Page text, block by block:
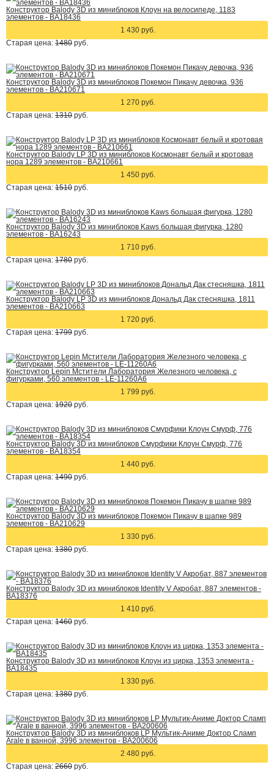
Конструктор Balody 3D из миниблоков Клоун на велосипеде, 1183
элементов - BA18436
1 430 руб.
Старая цена: 1480 руб.
Конструктор Balody 3D из миниблоков Покемон Пикачу девочка, 936
элементов - BA210671
1 270 руб.
Старая цена: 1310 руб.
Конструктор Balody LP 3D из миниблоков Космонавт белый и кротовая
нора 1289 элементов - BA210661
1 450 руб.
Старая цена: 1510 руб.
Конструктор Balody 3D из миниблоков Kaws большая фигурка, 1280
элементов - BA16243
1 710 руб.
Старая цена: 1780 руб.
Конструктор Balody LP 3D из миниблоков Дональд Дак стесняшка, 1811
элементов - BA210663
1 720 руб.
Старая цена: 1799 руб.
Конструктор Lepin Мстители Лаборатория Железного человека, с
фигурками, 560 элементов - LE-11260A6
1 799 руб.
Старая цена: 1920 руб.
Конструктор Balody 3D из миниблоков Смурфики Клоун Смурф, 776
элементов - BA18354
1 440 руб.
Старая цена: 1490 руб.
Конструктор Balody 3D из миниблоков Покемон Пикачу в шапке 989
элементов - BA210629
1 330 руб.
Старая цена: 1380 руб.
Конструктор Balody 3D из миниблоков Identity V Акробат, 887 элементов -
BA18376
1 410 руб.
Старая цена: 1460 руб.
Конструктор Balody 3D из миниблоков Клоун из цирка, 1353 элемента -
BA18435
1 330 руб.
Старая цена: 1380 руб.
Конструктор Balody 3D из миниблоков LP Мультик-Аниме Доктор Сламп
Arale в ванной, 3996 элементов - BA200606
2 480 руб.
Старая цена: 2660 руб.